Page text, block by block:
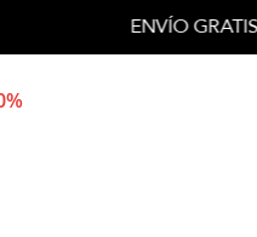
ENVÍO